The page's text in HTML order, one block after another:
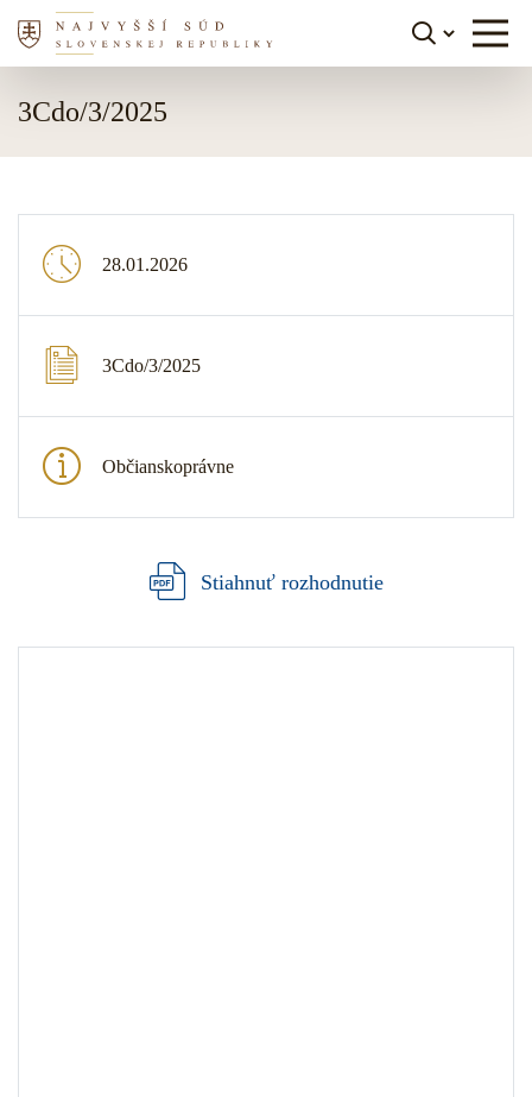
3Cdo/3/2025
28.01.2026
3Cdo/3/2025
Občianskoprávne
Stiahnuť rozhodnutie